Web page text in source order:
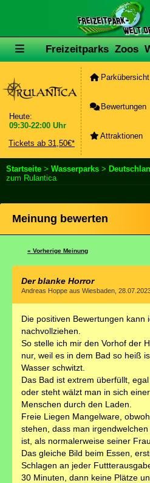
Freizeitparks Zoos
Heute:
09:30-22:00 Uhr
Tickets ab 31,50€*
Parkübersicht
Bewertungen
Attraktionen
Startseite > Wasserparks >
zum Rulantica
Meinung bewerten
« Vorherige Meinung
Der blanke Horror
Andreas Hoppe aus Wiesbaden,
Die positiven Bewertungen kann
nachvollziehen.
So stelle ich mir den Vorhof der
nur, weil es in dem Bad so heiß
Wasser schwitzt.
Das Bad ist extrem überfüllt,
oder steht wälzt man in sich
Menschen durch den Laden.
Freie Liegen Mangelware,
stehen, dass man
ist, als normalerweise seiner Frau.
Das gleiche Bild beim Essen,
Schlagen an jeder
30 Minuten, dann keine Plätze